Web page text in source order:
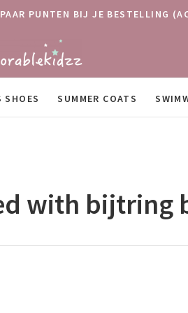
PUNTEN BIJ JE BESTELLING
SHOES SUMMER COATS
with bijtring